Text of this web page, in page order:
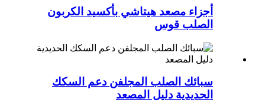
أجزاء مصعد هيتاشي بأكسيد الكربون
الصلب قوس
سبائك الصلب المجلفن دعم السكك
الحديدية دليل المصعد